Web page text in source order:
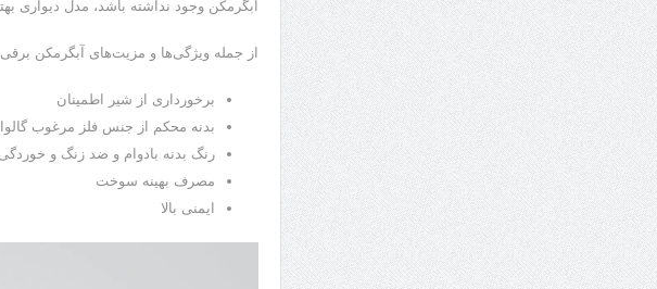
آبگرمکن وجود نداشته باشد، مدل دیواری
از جمله ویژگی‌ها و مزیت‌های آبگرمکن برقی
برخورداری از شیر اطمینان
بدنه محکم از جنس فلز مرغوب
رنگ بدنه بادوام و ضد زنگ و خوردگی
مصرف بهینه سوخت
ایمنی بالا